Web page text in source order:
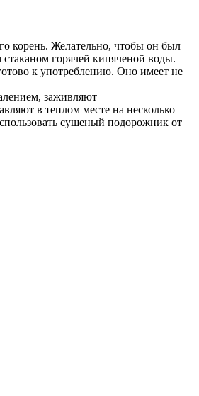
корень. Желательно, чтобы он был
горячей кипяченой воды.
к употреблению. Оно имеет не
заживляют
в теплом месте на несколько
сушеный подорожник от